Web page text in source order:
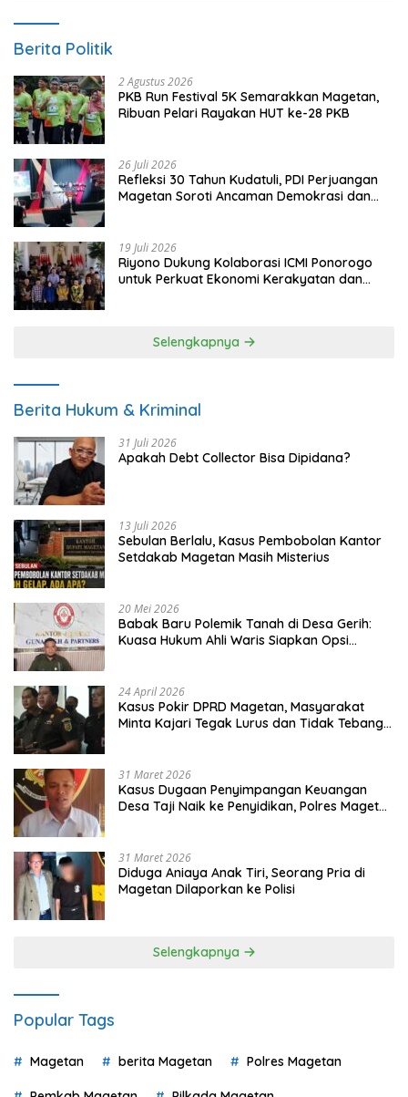
Berita Politik
2 Agustus 2026
PKB Run Festival 5K Semarakkan Magetan,
Ribuan Pelari Rayakan HUT ke-28 PKB
26 Juli 2026
Refleksi 30 Tahun Kudatuli, PDI Perjuangan
Magetan Soroti Ancaman Demokrasi dan
19 Juli 2026
Riyono Dukung Kolaborasi ICMI Ponorogo
untuk Perkuat Ekonomi Kerakyatan dan
Selengkapnya
Berita Hukum & Kriminal
31 Juli 2026
Apakah Debt Collector Bisa Dipidana?
13 Juli 2026
Sebulan Berlalu, Kasus Pembobolan Kantor
Setdakab Magetan Masih Misterius
20 Mei 2026
Babak Baru Polemik Tanah di Desa Gerih:
Kuasa Hukum Ahli Waris Siapkan Opsi
24 April 2026
Kasus Pokir DPRD Magetan, Masyarakat
Minta Kajari Tegak Lurus dan Tidak Tebang
31 Maret 2026
Kasus Dugaan Penyimpangan Keuangan
Desa Taji Naik ke Penyidikan, Polres Magetan
31 Maret 2026
Diduga Aniaya Anak Tiri, Seorang Pria di
Magetan Dilaporkan ke Polisi
Selengkapnya
Popular Tags
Magetan berita Magetan Polres Magetan